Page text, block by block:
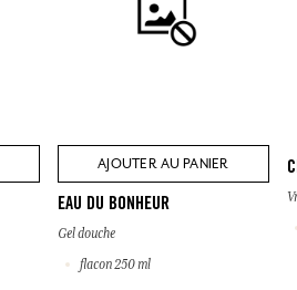
AJOUTER AU PANIER
EAU DU BONHEUR
Gel douche
flacon 250 ml